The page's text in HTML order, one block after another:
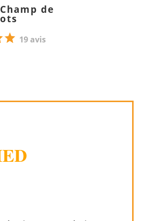
de
19 avis